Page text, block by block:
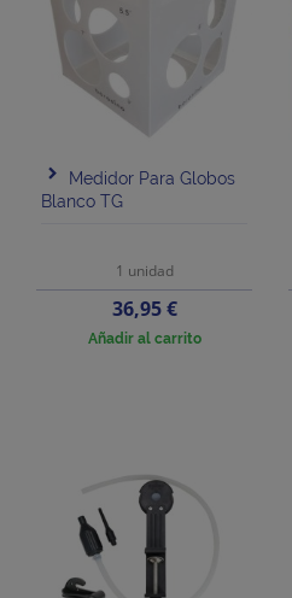
Medidor Para Globos
Blanco TG
1 unidad
Precio
36,95 €
Añadir al carrito